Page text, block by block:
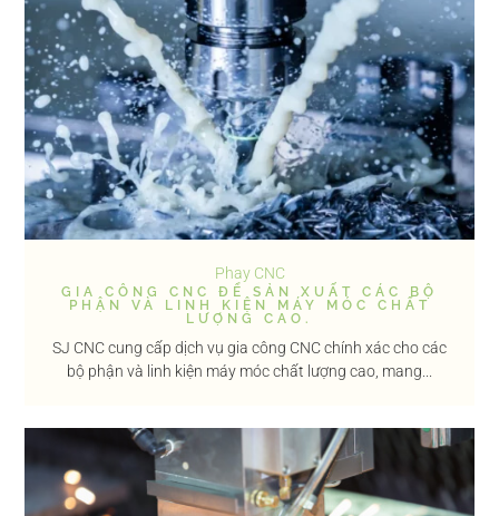
Phay CNC
GIA CÔNG CNC ĐỂ SẢN XUẤT CÁC BỘ
PHẬN VÀ LINH KIỆN MÁY MÓC CHẤT
LƯỢNG CAO.
SJ CNC cung cấp dịch vụ gia công CNC chính xác cho các
bộ phận và linh kiện máy móc chất lượng cao, mang...